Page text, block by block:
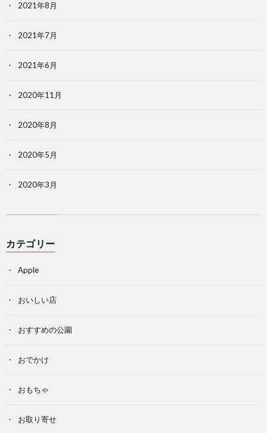
2021年8月
2021年7月
2021年6月
2020年11月
2020年8月
2020年5月
2020年3月
カテゴリー
Apple
おいしい店
おすすめの公園
おでかけ
おもちゃ
お取り寄せ